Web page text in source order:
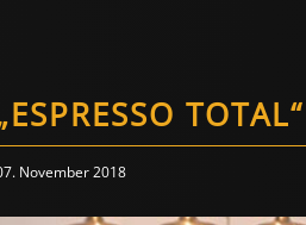
November 2018